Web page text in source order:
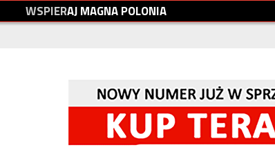
WSPIERAJMAGNAPOLONIA